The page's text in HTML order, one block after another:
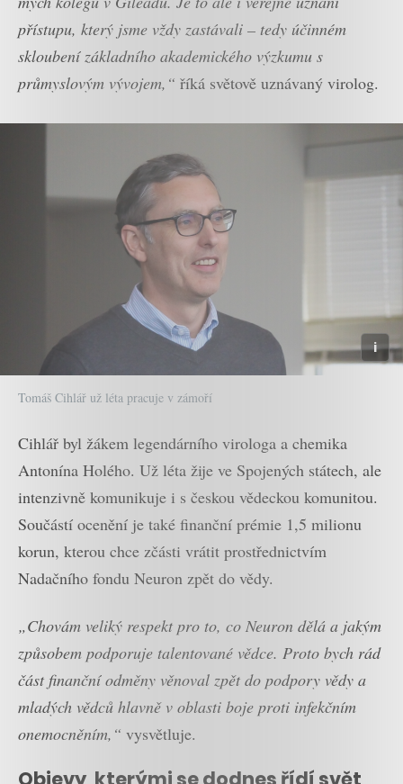
přístupu, který jsme vždy zastávali – tedy účinném
skloubení základního akademického výzkumu s
průmyslovým vývojem,“ říká světově uznávaný virolog.
Tomáš Cihlář už léta pracuje v zámoří
Cihlář byl žákem legendárního virologa a chemika
Antonína Holého. Už léta žije ve Spojených státech, ale
intenzivně komunikuje i s českou vědeckou komunitou.
Součástí ocenění je také finanční prémie 1,5 milionu
korun, kterou chce zčásti vrátit prostřednictvím
Nadačního fondu Neuron zpět do vědy.
„Chovám veliký respekt pro to, co Neuron dělá a jakým
způsobem podporuje talentované vědce. Proto bych rád
část finanční odměny věnoval zpět do podpory vědy a
mladých vědců hlavně v oblasti boje proti infekčním
onemocněním,“ vysvětluje.